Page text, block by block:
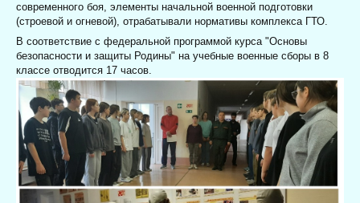
современного боя, элементы начальной военной подготовки
(строевой и огневой), отрабатывали нормативы комплекса ГТО.
В соответствие с федеральной программой курса "Основы
безопасности и защиты Родины" на учебные военные сборы в 8
классе отводится 17 часов.